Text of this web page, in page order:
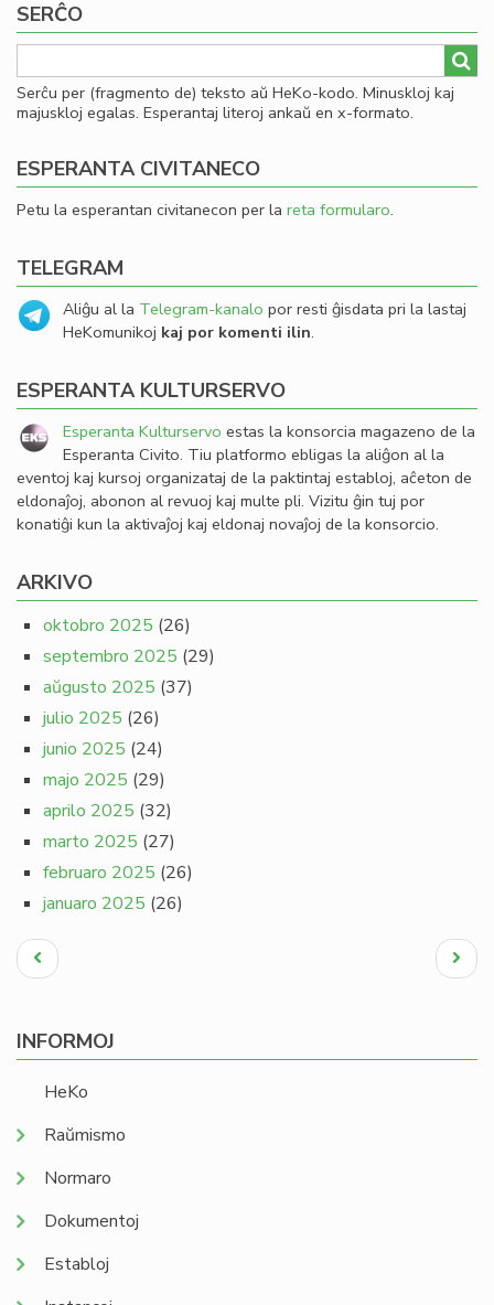
SERĈO
Serĉu per (fragmento de) teksto aŭ HeKo-kodo. Minuskloj kaj
majuskloj egalas. Esperantaj literoj ankaŭ en x-formato.
ESPERANTA CIVITANECO
Petu la esperantan civitanecon per la reta formularo.
TELEGRAM
Aliĝu al la Telegram-kanalo por resti ĝisdata pri la lastaj
HeKomunikoj kaj por komenti ilin.
ESPERANTA KULTURSERVO
Esperanta Kulturservo estas la konsorcia magazeno de la
Esperanta Civito. Tiu platformo ebligas la aliĝon al la
eventoj kaj kursoj organizataj de la paktintaj establoj, aĉeton de
eldonaĵoj, abonon al revuoj kaj multe pli. Vizitu ĝin tuj por
konatiĝi kun la aktivaĵoj kaj eldonaj novaĵoj de la konsorcio.
ARKIVO
oktobro 2025 (26)
septembro 2025 (29)
aŭgusto 2025 (37)
julio 2025 (26)
junio 2025 (24)
majo 2025 (29)
aprilo 2025 (32)
marto 2025 (27)
februaro 2025 (26)
januaro 2025 (26)
Pagination
Antaŭa
paĝo
Next
page
INFORMOJ
HeKo
Raŭmismo
Normaro
Dokumentoj
Establoj